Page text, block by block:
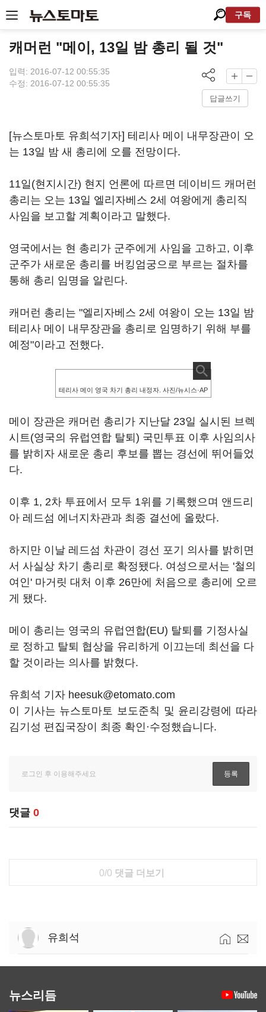
구독
캐머런 "메이, 13일 밤 총리 될 것"
입력: 2016-07-12 00:55:35
수정: 2016-07-12 00:55:35
답글쓰기
[뉴스토마토 유희석기자] 테리사 메이 내무장관이 오
는 13일 밤 새 총리에 오를 전망이다.
11일(현지시간) 현지 언론에 따르면 데이비드 캐머런
총리는 오는 13일 엘리자베스 2세 여왕에게 총리직
사임을 보고할 계획이라고 말했다.
영국에서는 현 총리가 군주에게 사임을 고하고, 이후
군주가 새로운 총리를 버킹엄궁으로 부르는 절차를
통해 총리 임명을 알린다.
캐머런 총리는 "엘리자베스 2세 여왕이 오는 13일 밤
테리사 메이 내무장관을 총리로 임명하기 위해 부를
예정"이라고 전했다.
테리사 메이 영국 차기 총리 내정자. 사진/뉴시스·AP
메이 장관은 캐머런 총리가 지난달 23일 실시된 브렉
시트(영국의 유럽연합 탈퇴) 국민투표 이후 사임의사
를 밝히자 새로운 총리 후보를 뽑는 경선에 뛰어들었
다.
이후 1, 2차 투표에서 모두 1위를 기록했으며 앤드리
아 레드섬 에너지차관과 최종 결선에 올랐다.
하지만 이날 레드섬 차관이 경선 포기 의사를 밝히면
서 사실상 차기 총리로 확정됐다. 여성으로서는 '철의
여인' 마거릿 대처 이후 26만에 처음으로 총리에 오르
게 됐다.
메이 총리는 영국의 유럽연합(EU) 탈퇴를 기정사실
로 정하고 탈퇴 협상을 유리하게 이끄는데 최선을 다
할 것이라는 의사를 밝혔다.
유희석 기자 heesuk@etomato.com
이 기사는 뉴스토마토 보도준칙 및 윤리강령에 따라
김기성 편집국장이 최종 확인·수정했습니다.
댓글 0
0/0 댓글 더보기
유희석
뉴스리듬